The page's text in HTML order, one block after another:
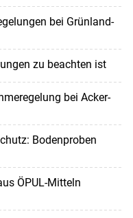
bei Grünland-
zu beachten ist
bei Acker-
Bodenproben
ÖPUL-Mitteln